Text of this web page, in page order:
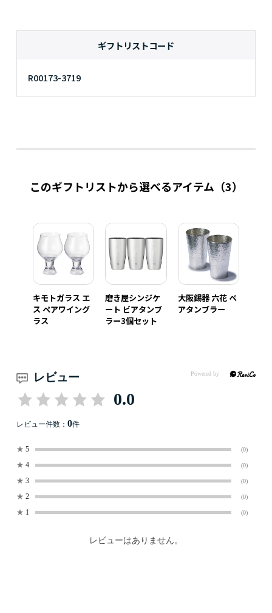
ギフトリストコード
R00173-3719
このギフトリストから選べるアイテム （3）
キモトガラス エ
ス ペアワイング
ラス
磨き屋シンジケ
ート ビアタンブ
ラー3個セット
大阪錫器 六花 ペ
アタンブラー
レビュー
0.0
レビュー件数： 0件
★ 5 (0)
★ 4 (0)
★ 3 (0)
★ 2 (0)
★ 1 (0)
レビューはありません。